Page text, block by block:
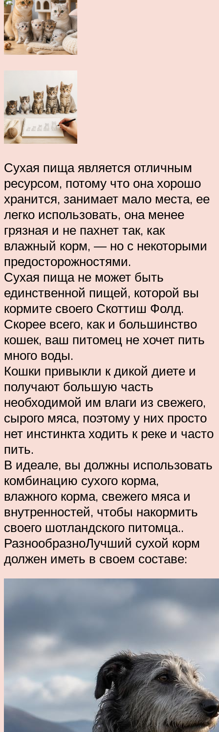
Сухая пища является отличным
ресурсом, потому что она хорошо
хранится, занимает мало места, ее
легко использовать, она менее
грязная и не пахнет так, как
влажный корм, — но с некоторыми
предосторожностями.
Сухая пища не может быть
единственной пищей, которой вы
кормите своего Скоттиш Фолд.
Скорее всего, как и большинство
кошек, ваш питомец не хочет пить
много воды.
Кошки привыкли к дикой диете и
получают большую часть
необходимой им влаги из свежего,
сырого мяса, поэтому у них просто
нет инстинкта ходить к реке и часто
пить.
В идеале, вы должны использовать
комбинацию сухого корма,
влажного корма, свежего мяса и
внутренностей, чтобы накормить
своего шотландского питомца..
РазнообразноЛучший сухой корм
должен иметь в своем составе: